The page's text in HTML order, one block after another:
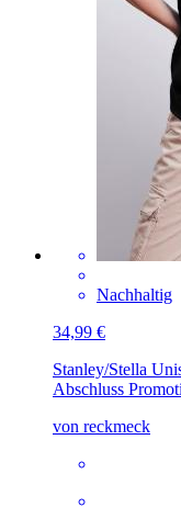
Nachhaltig
34,99 €
Stanley/Stella
Abschluss
von reckmeck